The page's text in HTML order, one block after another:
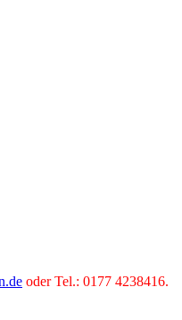
oder Tel.: 0177 4238416.